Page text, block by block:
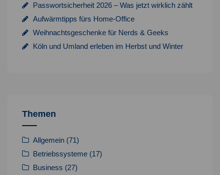
Passwortsicherheit 2026 – Was jetzt wirklich zählt
Aufwärmtipps fürs Home-Office
Weihnachtsgeschenke für Nerds & Geeks
Köln und Umland erleben im Herbst und Winter
Themen
Allgemein (71)
Betriebssysteme (17)
Business (27)